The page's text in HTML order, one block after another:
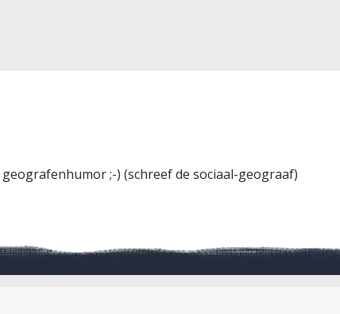
geografenhumor ;-) (schreef de sociaal-geograaf)